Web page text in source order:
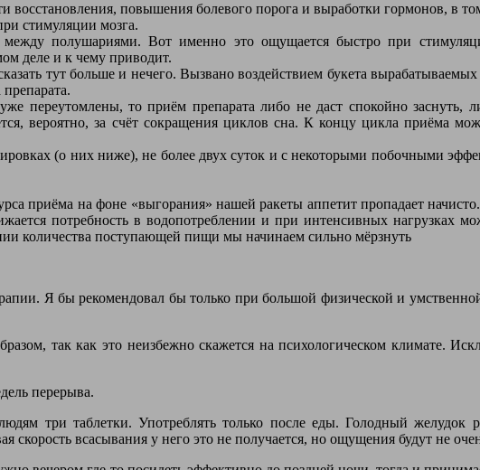
восстановления, повышения болевого порога и выработки гормонов, в
стимуляции мозга.
полушариями. Вот именно это ощущается быстро при
деле и к чему приводит.
тут больше и нечего. Вызвано воздействием букета
переутомлены, то приём препарата либо не даст спокойно заснуть,
вероятно, за счёт сокращения циклов сна. К концу цикла приёма
(о них ниже), не более двух суток и с некоторыми побочными
приёма на фоне «выгорания» нашей ракеты аппетит пропадает
потребность в водопотреблении и при интенсивных нагрузках
количества поступающей пищи мы начинаем сильно мёрзнуть
Я бы рекомендовал бы только при большой физической и
так как это неизбежно скажется на психологическом климате.
перерыва.
три таблетки. Употреблять только после еды. Голодный желудок
всасывания у него это не получается, но ощущения будут не